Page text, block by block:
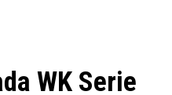
WK Serie